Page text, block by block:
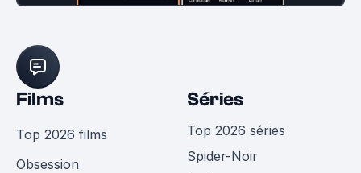
Films
Top 2026 films
Obsession
Séries
Top 2026 séries
Spider-Noir